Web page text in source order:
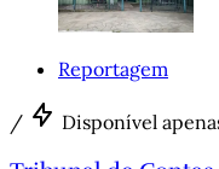
Reportagem
/ Disponível